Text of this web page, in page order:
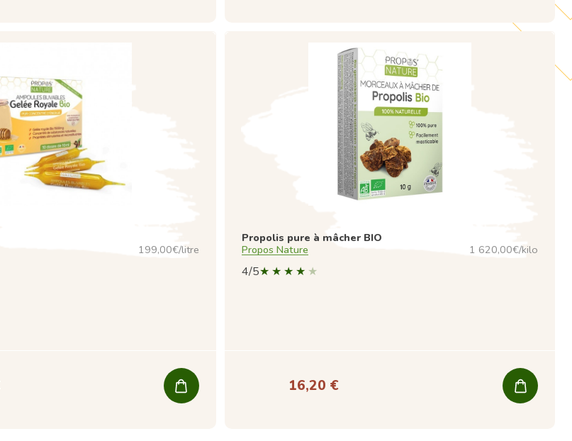
199,00€/litre
Propolis pure à mâcher BIO
Propos Nature
1 620,00€/kilo
4/5
16,20 €